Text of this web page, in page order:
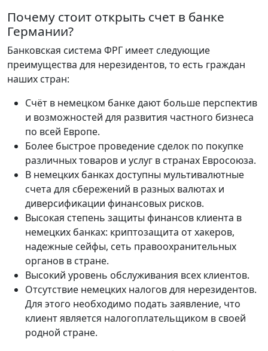
Почему стоит открыть счет в банке
Германии?
Банковская система ФРГ имеет следующие
преимущества для нерезидентов, то есть граждан
наших стран:
Счёт в немецком банке дают больше перспектив
и возможностей для развития частного бизнеса
по всей Европе.
Более быстрое проведение сделок по покупке
различных товаров и услуг в странах Евросоюза.
В немецких банках доступны мультивалютные
счета для сбережений в разных валютах и
диверсификации финансовых рисков.
Высокая степень защиты финансов клиента в
немецких банках: криптозащита от хакеров,
надежные сейфы, сеть правоохранительных
органов в стране.
Высокий уровень обслуживания всех клиентов.
Отсутствие немецких налогов для нерезидентов.
Для этого необходимо подать заявление, что
клиент является налогоплательщиком в своей
родной стране.